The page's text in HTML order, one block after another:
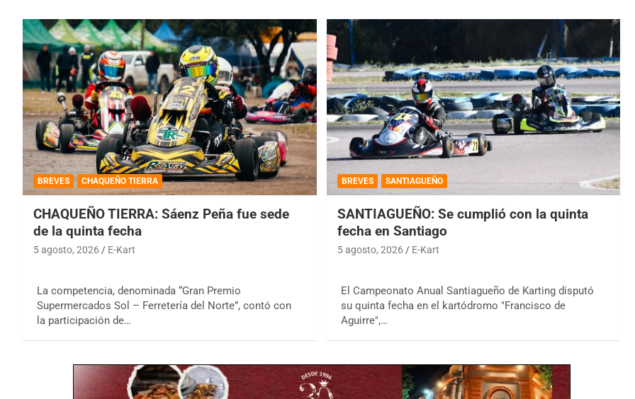
BREVES CHAQUEÑO TIERRA
CHAQUEÑO TIERRA: Sáenz Peña fue sede
de la quinta fecha
5 agosto, 2026 E-Kart
La competencia, denominada “Gran Premio
Supermercados Sol – Ferretería del Norte”, contó con
la participación de…
BREVES SANTIAGUEÑO
SANTIAGUEÑO: Se cumplió con la quinta
fecha en Santiago
5 agosto, 2026 E-Kart
El Campeonato Anual Santiagueño de Karting disputó
su quinta fecha en el kartódromo "Francisco de
Aguirre",…